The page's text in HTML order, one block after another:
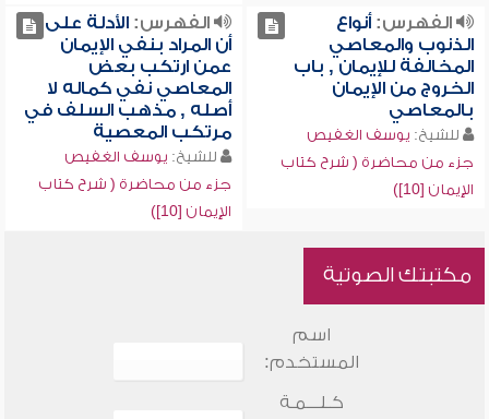
الفهرس:أنواع
الذنوب والمعاصي
المخالفة للإيمان , باب
الخروج من الإيمان
بالمعاصي
للشيخ: يوسف الغفيص
جزء من محاضرة ( شرح كتاب
الإيمان [10])
الفهرس:الأدلة على
أن المراد بنفي الإيمان
عمن ارتكب بعض
المعاصي نفي كماله لا
أصله , مذهب السلف في
مرتكب المعصية
للشيخ: يوسف الغفيص
جزء من محاضرة ( شرح كتاب
الإيمان [10])
مكتبتك الصوتية
اسم
المستخدم:
كـلـــمـة